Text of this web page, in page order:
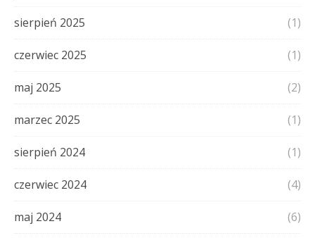
sierpień 2025 (1)
czerwiec 2025 (1)
maj 2025 (2)
marzec 2025 (1)
sierpień 2024 (1)
czerwiec 2024 (4)
maj 2024 (6)